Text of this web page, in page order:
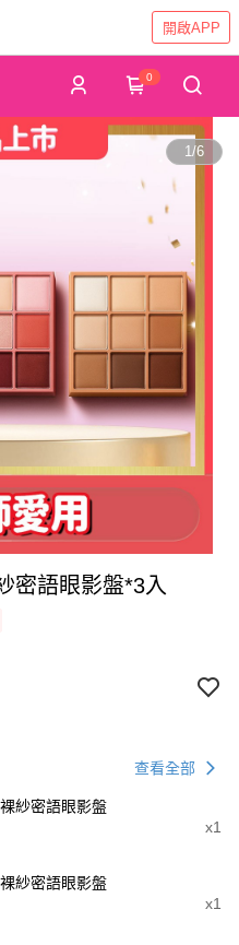
開啟APP
0
1/6
密語眼影盤*3入
查看全部
紗密語眼影盤
x1
紗密語眼影盤
x1